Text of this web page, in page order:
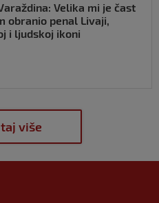
Velika mi je čast
obranio penal Livaji,
i ljudskoj ikoni